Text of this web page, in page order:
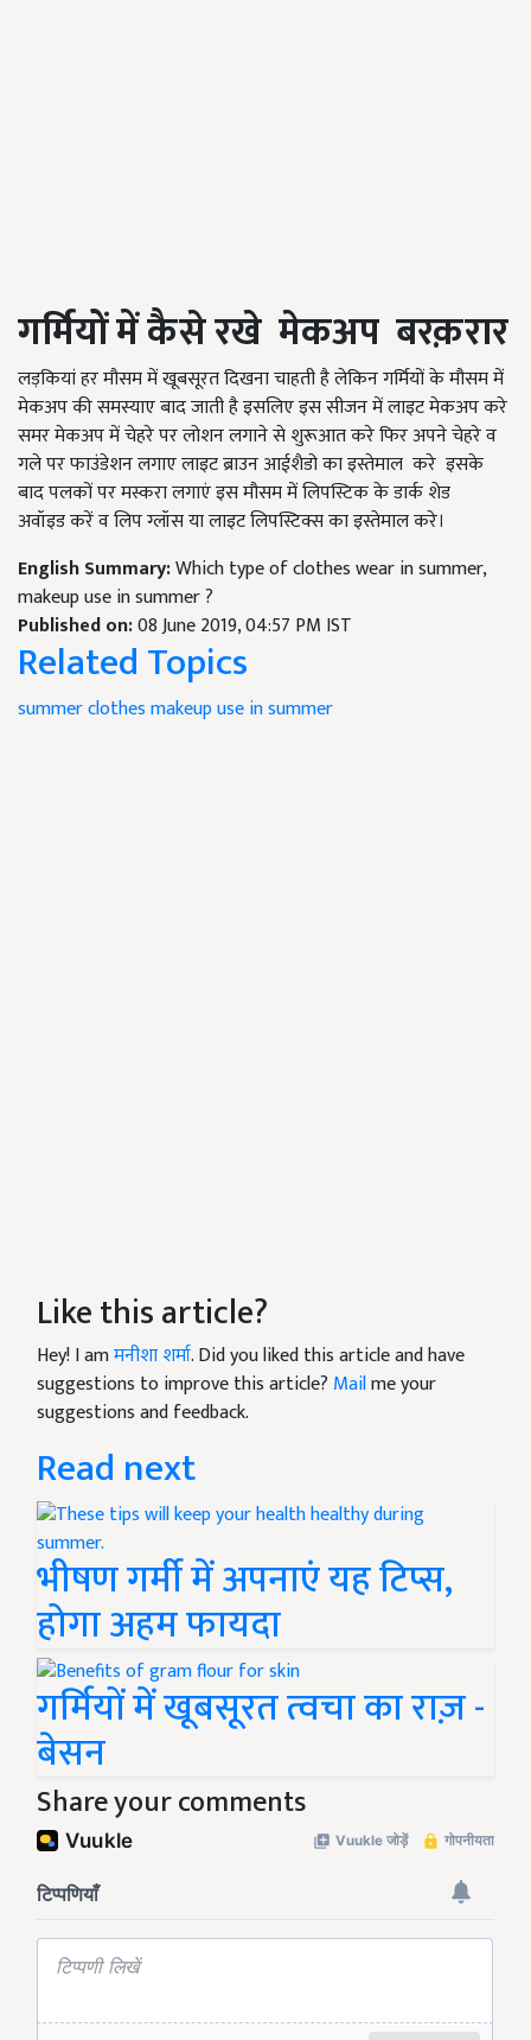
गर्मियोंमेंकैसेरखे मेकअप बरक़रार
लड़कियांहरमौसम में खूबसूरत दिखना चाहती है लेकिन गर्मियों के मौसम में
मेकअप की समस्याए बाद जाती है इसलिए इस सीजन में लाइट मेकअप करे
समर मेकअप में चेहरे पर लोशन लगाने से शुरूआत करे फिर अपने चेहरे व
गले पर फाउंडेशन लगाए लाइट ब्राउन आईशैडो का इस्तेमाल करे इसके
बाद पलकों पर मस्करा लगाएं इस मौसम में लिपस्टिक के डार्कशेड
अवॉइडकरेंव लिप ग्लॉस या लाइट लिपस्टिक्स का इस्तेमाल करे।
English Summary:Which type of clothes wear in summer,
makeup use in summer ?
Published on:08 June 2019, 04:57 PM IST
Related Topics
summer clothesmakeup use in summer
Like this article?
Hey! I amमनीशा शर्मा. Did you liked this article and have
suggestions to improve this article? Mailme your
suggestions and feedback.
Read next
भीषण गर्मी में अपनाएं यह टिप्स,
होगा अहम फायदा
गर्मियों में खूबसूरत त्वचा का राज़ -
बेसन
Share your comments